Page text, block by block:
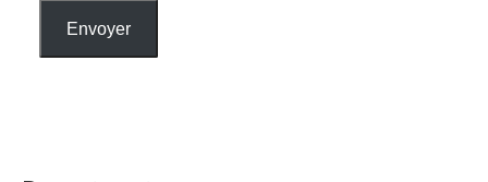
Envoyer